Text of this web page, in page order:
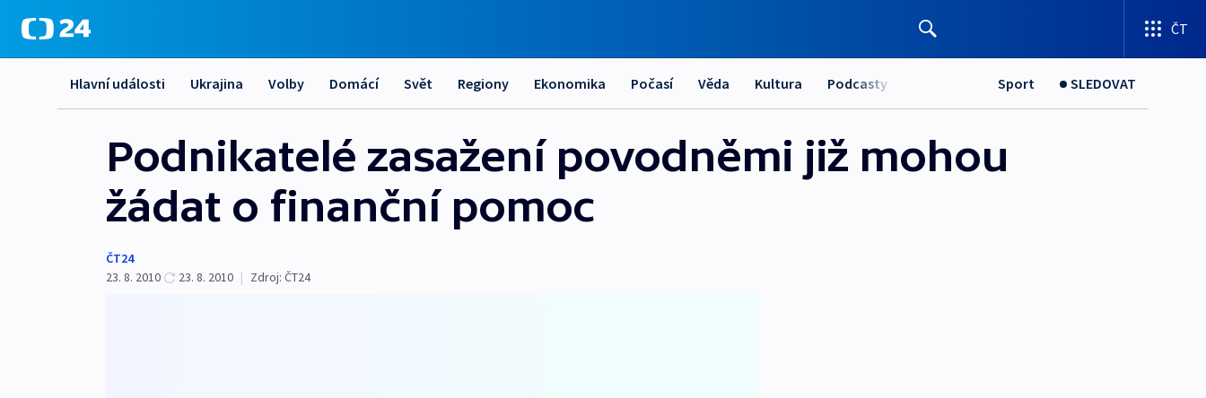
ČT
Hlavní události Ukrajina Volby Domácí Svět Regiony Ekonomika Počasí Věda Kultura Podcasty Sport SLEDOVAT
Podnikatelé zasažení povodněmi již mohou
žádat o finanční pomoc
ČT24
23. 8. 2010
23. 8. 2010 | Zdroj: ČT24